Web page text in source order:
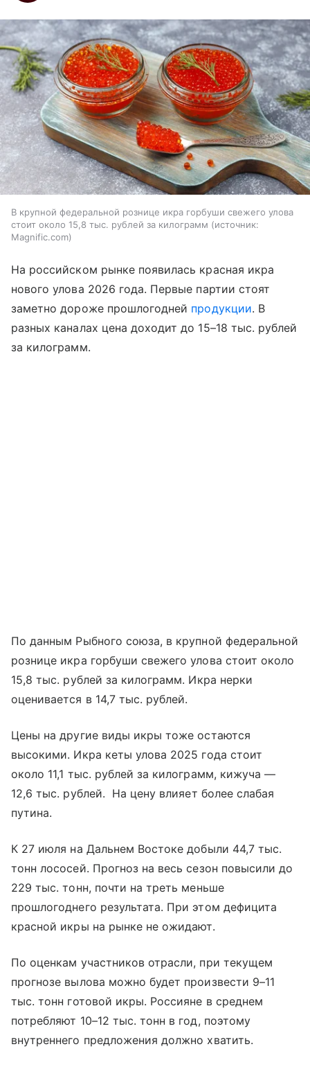
В крупной федеральной рознице икра горбуши свежего улова
стоит около 15,8 тыс. рублей за килограмм
источник:
Magnific.com
На российском рынке появилась красная икра
нового улова 2026 года. Первые партии стоят
заметно дороже прошлогодней продукции. В
разных каналах цена доходит до 15–18 тыс. рублей
за килограмм.
По данным Рыбного союза, в крупной федеральной
рознице икра горбуши свежего улова стоит около
15,8 тыс. рублей за килограмм. Икра нерки
оценивается в 14,7 тыс. рублей.
Цены на другие виды икры тоже остаются
высокими. Икра кеты улова 2025 года стоит
около 11,1 тыс. рублей за килограмм, кижуча —
12,6 тыс. рублей. На цену влияет более слабая
путина.
К 27 июля на Дальнем Востоке добыли 44,7 тыс.
тонн лососей. Прогноз на весь сезон повысили до
229 тыс. тонн, почти на треть меньше
прошлогоднего результата. При этом дефицита
красной икры на рынке не ожидают.
По оценкам участников отрасли, при текущем
прогнозе вылова можно будет произвести 9–11
тыс. тонн готовой икры. Россияне в среднем
потребляют 10–12 тыс. тонн в год, поэтому
внутреннего предложения должно хватить.